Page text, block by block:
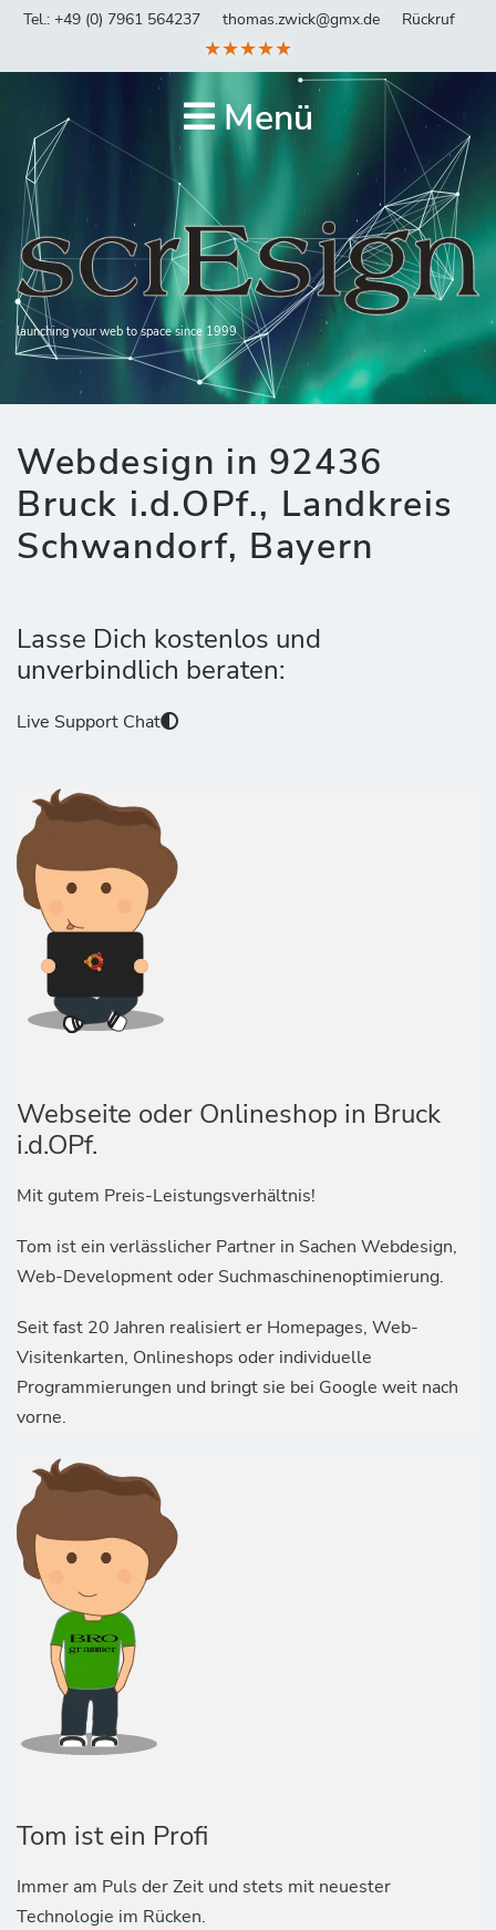
Tel.: +49 (0) 7961 564237 thomas.zwick@gmx.de Rückruf
★★★★★
Menü
launching your web to space since 1999
Webdesign in 92436
Bruck i.d.OPf., Landkreis
Schwandorf, Bayern
Lasse Dich kostenlos und
unverbindlich beraten:
Live Support Chat
Webseite oder Onlineshop in Bruck
i.d.OPf.
Mit gutem Preis-Leistungsverhältnis!
Tom ist ein verlässlicher Partner in Sachen Webdesign,
Web-Development oder Suchmaschinenoptimierung.
Seit fast 20 Jahren realisiert er Homepages, Web-
Visitenkarten, Onlineshops oder individuelle
Programmierungen und bringt sie bei Google weit nach
vorne.
Tom ist ein Profi
Immer am Puls der Zeit und stets mit neuester
Technologie im Rücken.